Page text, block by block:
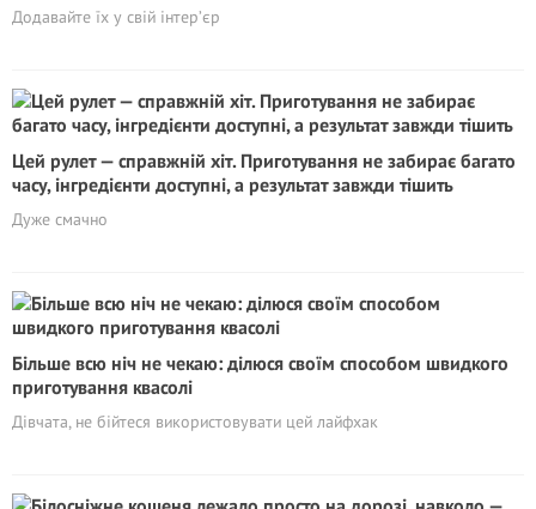
Додавайте їх у свій інтер’єр
Цей рулет — справжній хіт. Приготування не забирає багато
часу, інгредієнти доступні, а результат завжди тішить
Дуже смачно
Більше всю ніч не чекаю: ділюся своїм способом швидкого
приготування квасолі
Дівчата, не бійтеся використовувати цей лайфхак